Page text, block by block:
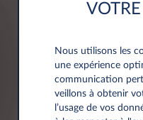
Nous utilisons les
une expérience
communication
veillons à obtenir
l’usage de vos